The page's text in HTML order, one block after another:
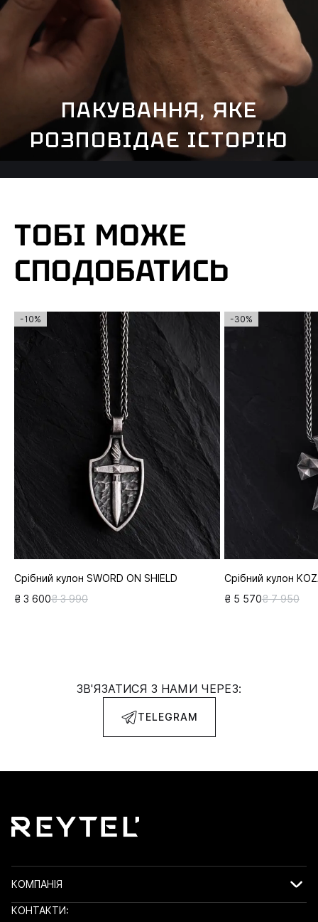
ПАКУВАННЯ, ЯКЕ
РОЗПОВІДАЄ ІСТОРІЮ
ТОБІ МОЖЕ
СПОДОБАТИСЬ
-10%
Срібний кулон SWORD ON SHIELD
₴ 3 600₴ 3 990
-30%
Срібний кулон
₴ 5 570₴ 7 950
ЗВ'ЯЗАТИСЯ З НАМИ ЧЕРЕЗ:
TELEGRAM
КОМПАНІЯ
КОНТАКТИ: